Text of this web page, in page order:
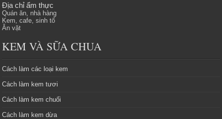
Địa chỉ ẩm thực
Quán ăn, nhà hàng
Kem, cafe, sinh tố
Ăn vặt
KEM VÀ SỮA CHUA
Cách làm các loại kem
Cách làm kem tươi
Cách làm kem chuối
Cách làm kem dừa